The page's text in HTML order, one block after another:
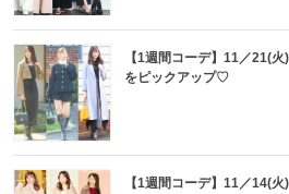
【1週間コーデ】11／21(
をピックアップ♡
【1週間コーデ】11／14(